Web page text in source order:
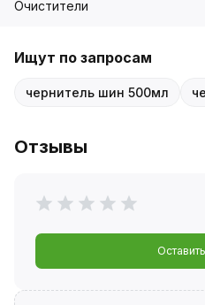
Очистители
Ищут по запросам
чернитель шин 500мл
Отзывы